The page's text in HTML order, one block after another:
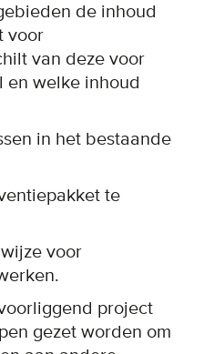
de inhoud
voor
van deze voor
en welke inhoud
in het bestaande
te
voor
project
gezet worden om